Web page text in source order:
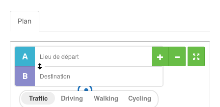
Plan
Traffic Driving Walking Cycling